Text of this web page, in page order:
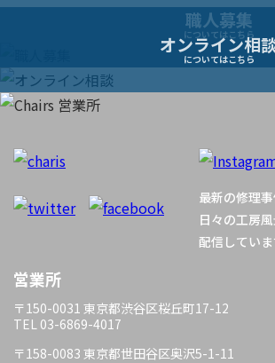
ー
シ
ョ
ン
職人募集
についてはこちら
オンライン相
についてはこちら
最新の修理
日々の工房
配信していま
営業所
〒150-0031 東京都渋谷区桜丘町17-12
TEL 03-6869-4017
〒158-0083 東京都世田谷区奥沢5-1-11